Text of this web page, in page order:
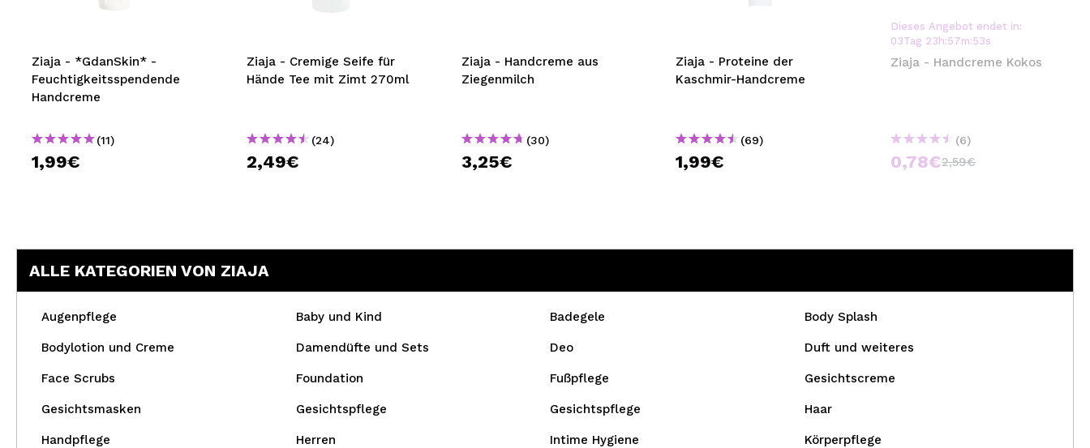
Ziaja - *GdanSkin* -
Feuchtigkeitsspendende
Handcreme
(11)
1,99€
Ziaja - Cremige Seife für
Hände Tee mit Zimt 270ml
(24)
2,49€
Ziaja - Handcreme aus
Ziegenmilch
(30)
3,25€
Ziaja - Proteine der
Kaschmir-Handcreme
(69)
1,99€
Dieses Angebot endet in:
03Tag 23 h:57m:53s
Ziaja - Handcreme Kokos
(6)
0,78€2,59€
ALLE KATEGORIEN VON ZIAJA
Augenpflege Baby und Kind Badegele Body Splash
Bodylotion und Creme Damendüfte und Sets Deo Duft und weiteres
Face Scrubs Foundation Fußpflege Gesichtscreme
Gesichtsmasken Gesichtspflege Gesichtspflege Haar
Handpflege Herren Intime Hygiene Körperpflege